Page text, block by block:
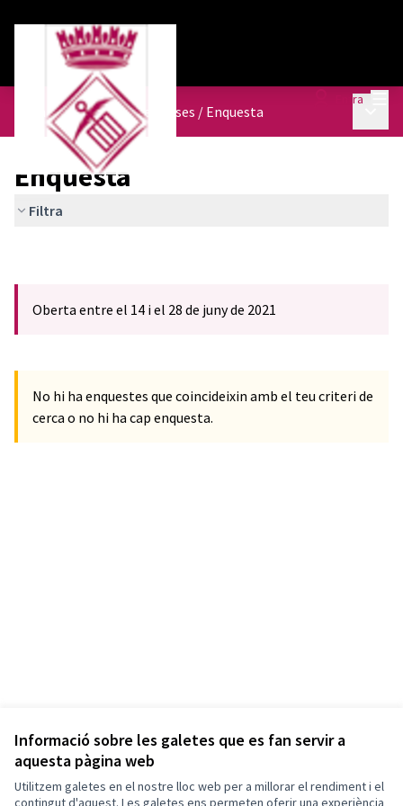
Informació sobre les galetes que es fan servir a
aquesta pàgina web
Utilitzem galetes en el nostre lloc web per a millorar el rendiment i el
contingut d'aquest. Les galetes ens permeten oferir una experiència
Entra
Nova Ordenança de Terrasses / Enquesta
Enquesta
Filtra
Oberta entre el 14 i el 28 de juny de 2021
No hi ha enquestes que coincideixin amb el teu criteri de
cerca o no hi ha cap enquesta.